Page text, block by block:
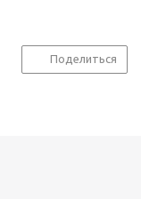
Поделиться